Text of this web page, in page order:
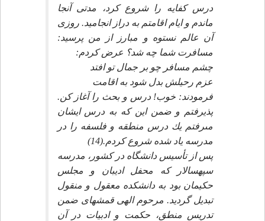
درس كفايه را شروع كرد، مدتى آن‏جا
ماندم و ايام اقامتم به دراز انجاميد. روزى
آن عالم نستوه و مبارز از من پرسيد:
مسافرت شما چه شد؟ عرض كردم:
چشم مسافر چو بر جمال تو افتد
عزم رحيلش بدل شود به اقامت‏
فرمودند: خوب! درس و بحث را آغاز كن.
پذيرفتم و ضمن اين كه به درس ايشان
مى‏رفتم يك درس منطقه و فلسفه را در
مدرسه ياد شده شروع كردم.(14)
پس از تأسيس دانشگاه در كشور، مدرسه
سپهسالار كه محفل اديبان و مجلس
حكيمان بود به دانشكده معقول و منقول
تبديل گرديد. مرحوم الهى قمشه‏اى ضمن
تدريس منطق، حكمت و ادبيات در آن